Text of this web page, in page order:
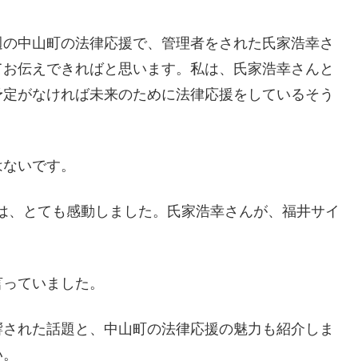
中山町の法律応援で、管理者をされた氏家浩幸さ
伝えできればと思います。私は、氏家浩幸さんと
がなければ未来のために法律応援をしているそう
いです。
とても感動しました。氏家浩幸さんが、福井サイ
ていました。
れた話題と、中山町の法律応援の魅力も紹介しま